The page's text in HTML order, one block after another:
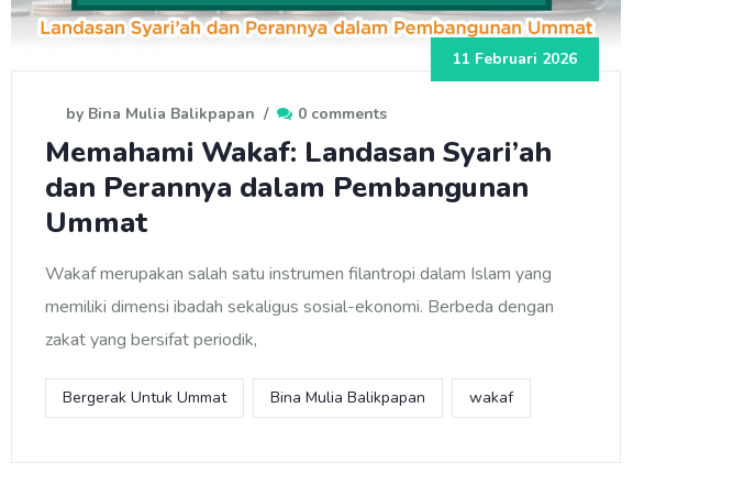
11 Februari 2026
by Bina Mulia Balikpapan / 0 comments
Memahami Wakaf: Landasan Syari’ah
dan Perannya dalam Pembangunan
Ummat
Wakaf merupakan salah satu instrumen filantropi dalam Islam yang
memiliki dimensi ibadah sekaligus sosial-ekonomi. Berbeda dengan
zakat yang bersifat periodik,
Bergerak Untuk Ummat Bina Mulia Balikpapan wakaf